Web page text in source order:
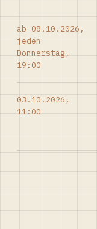
ab 08.10.2026,
jeden
Donnerstag,
19:00
03.10.2026,
11:00